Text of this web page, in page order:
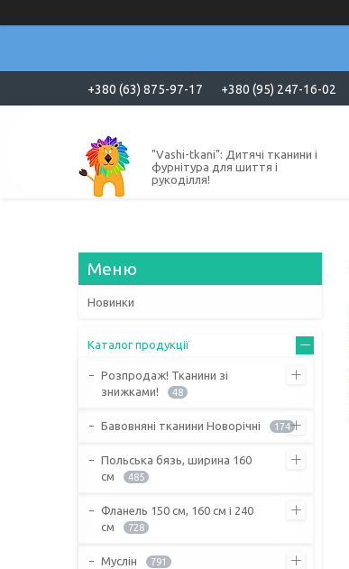
+380 (63) 875-97-17 +380 (95) 247-16-02
"Vashi-tkani": Дитячі тканини і
фурнітура для шиття і
рукоділля!
Новинки
Каталог продукції
Розпродаж! Тканини зі
знижками!
48
Бавовняні тканини Новорічні 174
Польська бязь, ширина 160
см
485
Фланель 150 см, 160 см і 240
см
728
Муслін 791